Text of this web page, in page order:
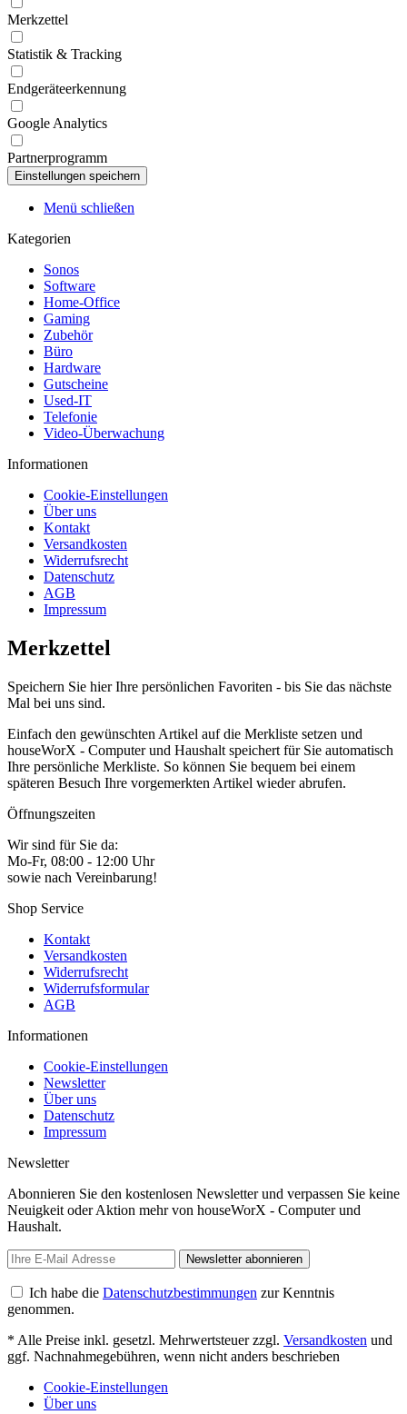
Merkzettel
Statistik & Tracking
Endgeräteerkennung
Google Analytics
Partnerprogramm
Menü schließen
Kategorien
Sonos
Software
Home-Office
Gaming
Zubehör
Büro
Hardware
Gutscheine
Used-IT
Telefonie
Video-Überwachung
Informationen
Cookie-Einstellungen
Über uns
Kontakt
Versandkosten
Widerrufsrecht
Datenschutz
AGB
Impressum
Merkzettel
Speichern Sie hier Ihre persönlichen Favoriten - bis Sie das nächste
Mal bei uns sind.
Einfach den gewünschten Artikel auf die Merkliste setzen und
houseWorX - Computer und Haushalt speichert für Sie automatisch
Ihre persönliche Merkliste. So können Sie bequem bei einem
späteren Besuch Ihre vorgemerkten Artikel wieder abrufen.
Öffnungszeiten
Wir sind für Sie da:
Mo-Fr, 08:00 - 12:00 Uhr
sowie nach Vereinbarung!
Shop Service
Kontakt
Versandkosten
Widerrufsrecht
Widerrufsformular
AGB
Informationen
Cookie-Einstellungen
Newsletter
Über uns
Datenschutz
Impressum
Newsletter
Abonnieren Sie den kostenlosen Newsletter und verpassen Sie keine
Neuigkeit oder Aktion mehr von houseWorX - Computer und
Haushalt.
Newsletter abonnieren
Ich habe die Datenschutzbestimmungen zur Kenntnis
genommen.
* Alle Preise inkl. gesetzl. Mehrwertsteuer zzgl. Versandkosten und
ggf. Nachnahmegebühren, wenn nicht anders beschrieben
Cookie-Einstellungen
Über uns